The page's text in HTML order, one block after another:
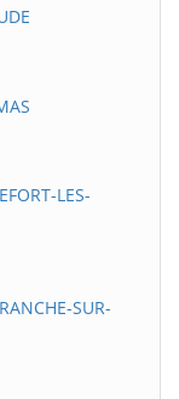
LES-
SUR-